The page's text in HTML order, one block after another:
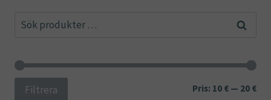
Sök
Sök
Min
Filtrera Pris: 10 € — 20 €